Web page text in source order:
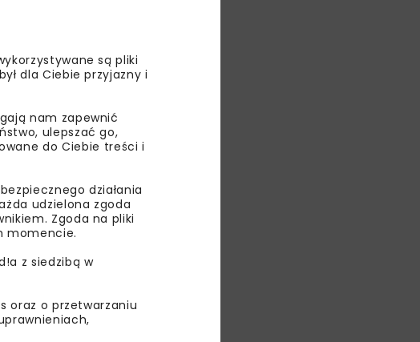
są pliki
dla Ciebie przyjazny i
nam zapewnić
ulepszać go,
do Ciebie treści i
działania
udzielona zgoda
Zgoda na pliki
momencie.
z siedzibą w
oraz o przetwarzaniu